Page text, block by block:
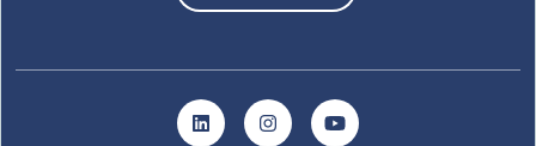
LinkedInInstagramYouTube